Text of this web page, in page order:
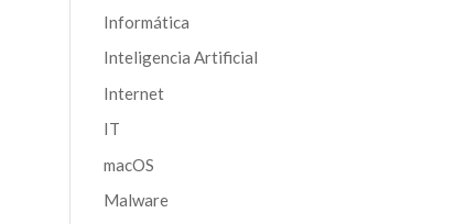
Informática
Inteligencia Artificial
Internet
IT
macOS
Malware